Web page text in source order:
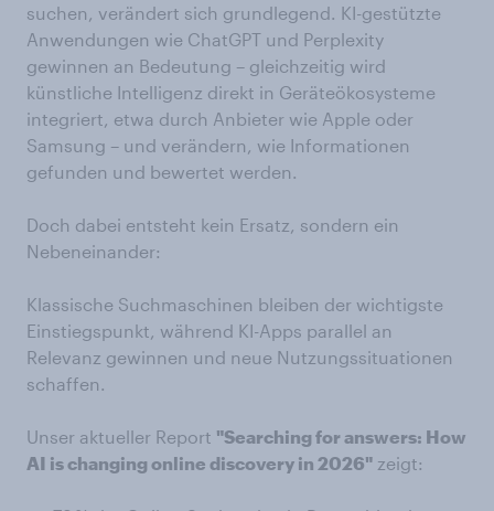
suchen, verändert sich grundlegend. KI-gestützte
Anwendungen wie ChatGPT und Perplexity
gewinnen an Bedeutung – gleichzeitig wird
künstliche Intelligenz direkt in Geräteökosysteme
integriert, etwa durch Anbieter wie Apple oder
Samsung – und verändern, wie Informationen
gefunden und bewertet werden.
Doch dabei entsteht kein Ersatz, sondern ein
Nebeneinander:
Klassische Suchmaschinen bleiben der wichtigste
Einstiegspunkt, während KI-Apps parallel an
Relevanz gewinnen und neue Nutzungssituationen
schaffen.
Unser aktueller Report "Searching for answers: How
AI is changing online discovery in 2026" zeigt: